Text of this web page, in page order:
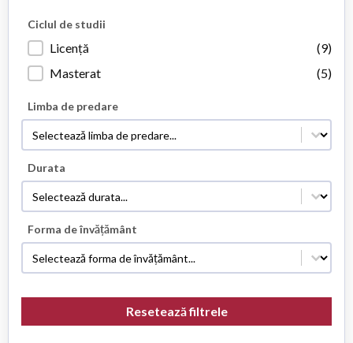
Ciclul de studii
Ciclul de studii
Licență
(9)
Masterat
(5)
Limba de predare
Limba de predare
Limba de predare
Durata
Durata
Forma de învățământ
Forma de învățământ
Forma de învățământ
Resetează filtrele